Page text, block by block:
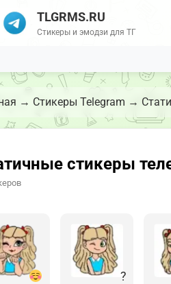
TLGRMS.RU
Стикеры и эмодзи для ТГ
→ Стикеры Telegram →
стикеры
?